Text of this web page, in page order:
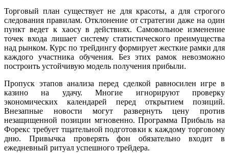
Торговый план существует не для красоты, а для строгого
следования правилам. Отклонение от стратегии даже на один
пункт ведет к хаосу в действиях. Самовольное изменение
точек входа лишает систему статистического преимущества
над рынком. Курс по трейдингу формирует жесткие рамки для
каждого участника обучения. Без этих рамок невозможно
построить устойчивую модель получения прибыли.
Пропуск этапов анализа перед сделкой равносилен игре в
казино на удачу. Многие игнорируют проверку
экономических календарей перед открытием позиций.
Внезапные новости могут развернуть цену против
незащищенной позиции мгновенно. Программа Прибыль на
Форекс требует тщательной подготовки к каждому торговому
дню. Привычка проверять фон обязательно входит в
ежедневный ритуал успешного трейдера.